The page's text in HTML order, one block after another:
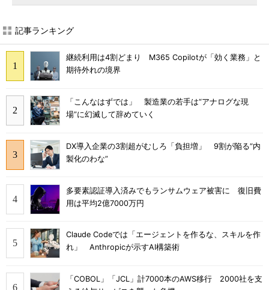
記事ランキング
継続利用は4割どまり M365 Copilotが「効く業務」と
期待外れの境界
「こんなはずでは」 製造業の若手は“アナログな現
場”に幻滅して辞めていく
DX導入企業の3割超がむしろ「負担増」 9割が陥る“内
製化のわな”
多要素認証導入済みでもランサムウェア被害に 復旧費
用は平均2億7000万円
Claude Codeでは「エージェントを作るな、スキルを作
れ」 Anthropicが示すAI構築術
「COBOL」「JCL」計7000本のAWS移行 2000社を支